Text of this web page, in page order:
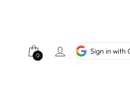
Sign in with כניסה
0
0